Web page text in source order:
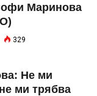
Маринова
329
Не ми
ми трябва